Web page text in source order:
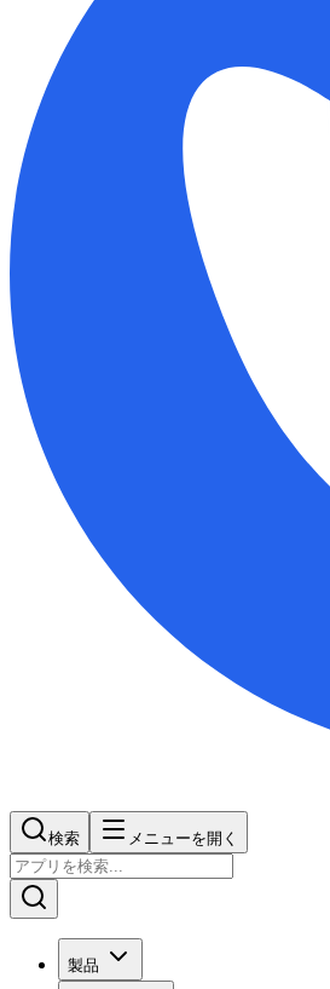
検索 メニューを開く
製品